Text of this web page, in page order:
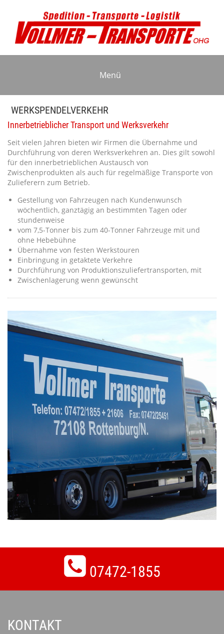
Menü
WERKSPENDELVERKEHR
Innerbetrieblicher Transport und Werksverkehr
Seit vielen Jahren bieten wir Firmen die Übernahme und
Durchführung von deren Werksverkehren an. Dies gilt sowohl
für den innerbetrieblichen Austausch von
Zwischenprodukten als auch für regelmäßige Transporte von
Zulieferern zum Betrieb.
Gestellung von Fahrzeugen nach Kundenwunsch
wöchentlich, ganztägig an bestimmten Tagen oder
stundenweise
vom 7,5-Tonner bis zum 40-Tonner Fahrzeuge mit und
ohne Hebebühne
Übernahme von festen Werkstouren
Einbringung in getaktete Verkehre
Durchführung von Produktionszuliefertransporten, mit
Zwischenlagerung wenn gewünscht
07472-1855
KONTAKT